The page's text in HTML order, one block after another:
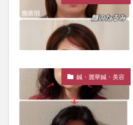
鍼・麗華鍼・美容